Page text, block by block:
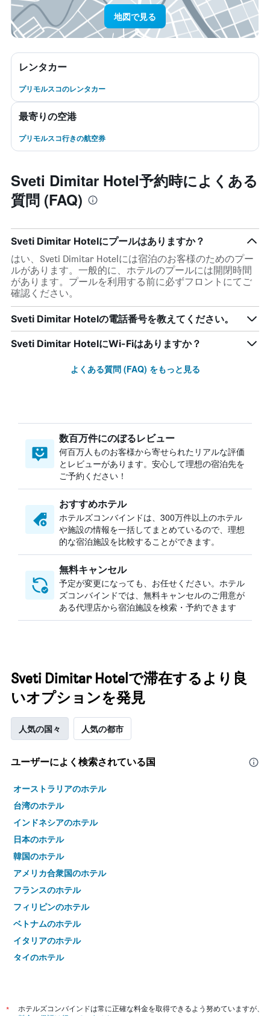
地図で見る
レンタカー
プリモルスコのレンタカー
最寄りの空港
プリモルスコ行きの航空券
Sveti Dimitar Hotel予約時によくある
質問 (FAQ)
Sveti Dimitar Hotelにプールはありますか？
はい、Sveti Dimitar Hotelには宿泊のお客様のためのプー
ルがあります。一般的に、ホテルのプールには開閉時間
があります。プールを利用する前に必ずフロントにてご
確認ください。
Sveti Dimitar Hotelの電話番号を教えてください。
Sveti Dimitar HotelにWi-Fiはありますか？
よくある質問 (FAQ) をもっと見る
数百万件にのぼるレビュー
何百万人ものお客様から寄せられたリアルな評価
とレビューがあります。安心して理想の宿泊先を
ご予約ください！
おすすめホテル
ホテルズコンバインドは、300万件以上のホテル
や施設の情報を一括してまとめているので、理想
的な宿泊施設を比較することができます。
無料キャンセル
予定が変更になっても、お任せください。ホテル
ズコンバインドでは、無料キャンセルのご用意が
ある代理店から宿泊施設を検索・予約できます
Sveti Dimitar Hotelで滞在するより良
いオプションを発見
人気の国々 人気の都市
ユーザーによく検索されている国
オーストラリアのホテル
台湾のホテル
インドネシアのホテル
日本のホテル
韓国のホテル
アメリカ合衆国のホテル
フランスのホテル
フィリピンのホテル
ベトナムのホテル
イタリアのホテル
タイのホテル
*
ホテルズコンバインドは常に正確な料金を取得できるよう努めていますが、